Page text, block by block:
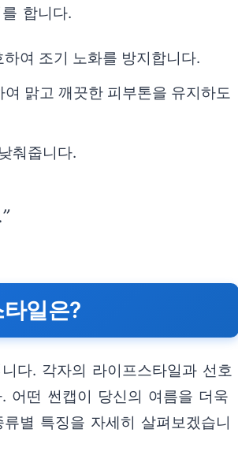
합니다.
여 조기 노화를 방지합니다.
맑고 깨끗한 피부톤을 유지하도
춰줍니다.
일은?
다. 각자의 라이프스타일과 선호
어떤 썬캡이 당신의 여름을 더욱
별 특징을 자세히 살펴보겠습니